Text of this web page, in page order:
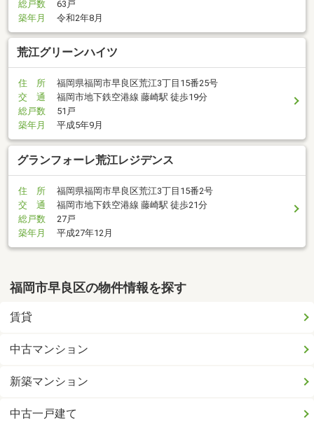
総戸数
63戸
築年月
令和2年8月
荒江グリーンハイツ
住 所
福岡県福岡市早良区荒江3丁目15番25号
交 通
福岡市地下鉄空港線 藤崎駅 徒歩19分
総戸数
51戸
築年月
平成5年9月
グランフォーレ荒江レジデンス
住 所
福岡県福岡市早良区荒江3丁目15番2号
交 通
福岡市地下鉄空港線 藤崎駅 徒歩21分
総戸数
27戸
築年月
平成27年12月
福岡市早良区の物件情報を探す
賃貸
中古マンション
新築マンション
中古一戸建て